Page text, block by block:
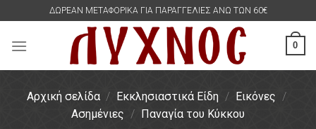
content
ΔΩΡΕΑΝ ΜΕΤΑΦΟΡΙΚΑ ΓΙΑ ΠΑΡΑΓΓΕΛΙΕΣ ΑΝΩ ΤΩΝ 60€
0
Αρχική σελίδα / Εκκλησιαστικά Είδη / Εικόνες /
Ασημένιες / Παναγία του Κύκκου